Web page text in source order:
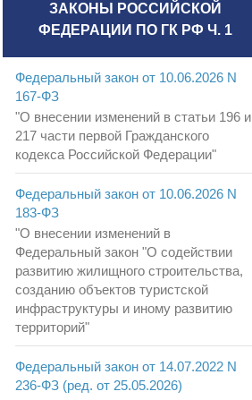
ЗАКОНЫ РОССИЙСКОЙ
ФЕДЕРАЦИИ ПО ГК РФ Ч. 1
Федеральный закон от 10.06.2026 N
167-ФЗ
"О внесении изменений в статьи 196 и
217 части первой Гражданского
кодекса Российской Федерации"
Федеральный закон от 10.06.2026 N
183-ФЗ
"О внесении изменений в
Федеральный закон "О содействии
развитию жилищного строительства,
созданию объектов туристской
инфраструктуры и иному развитию
территорий"
Федеральный закон от 14.07.2022 N
236-ФЗ (ред. от 25.05.2026)